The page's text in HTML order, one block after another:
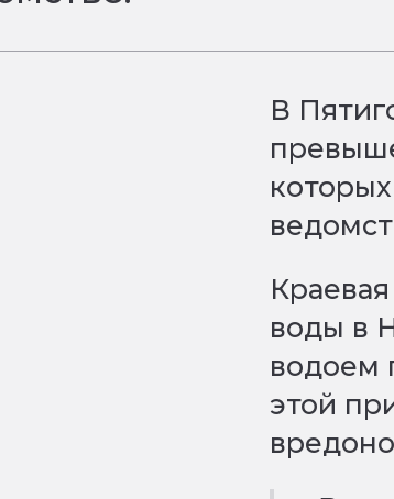
В
воды в
водоем
этой